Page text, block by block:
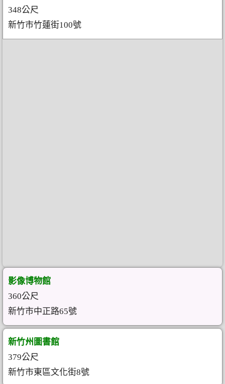
348公尺
新竹市竹蓮街100號
影像博物館
360公尺
新竹市中正路65號
新竹州圖書館
379公尺
新竹市東區文化街8號